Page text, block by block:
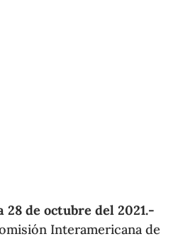
28 de octubre del 2021.-
Interamericana de